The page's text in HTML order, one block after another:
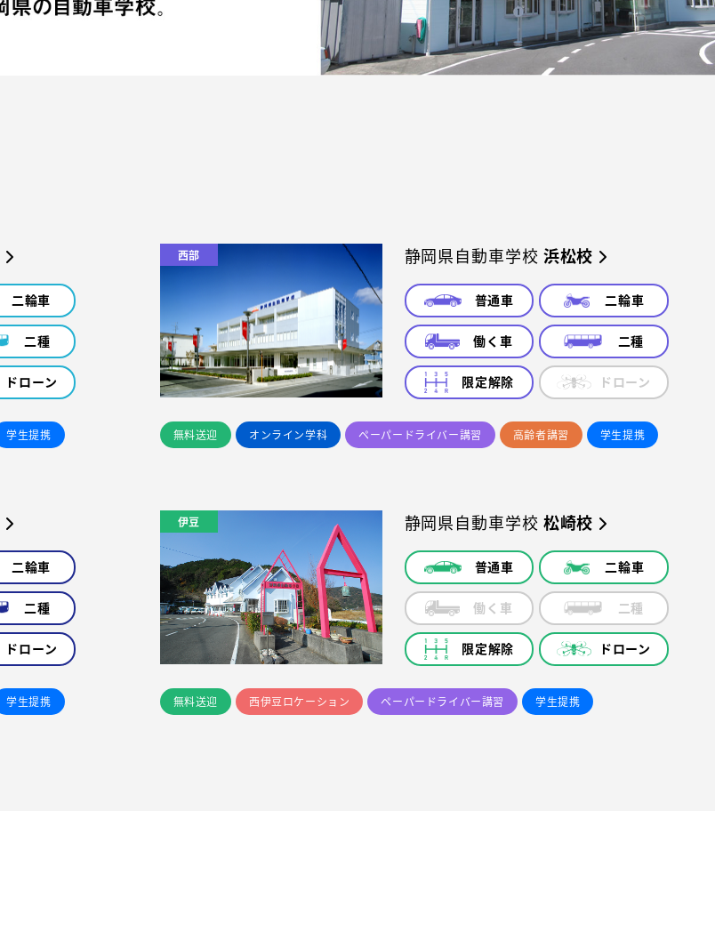
二輪車
二種
ドローン
学生提携
西部 静岡県自動車学校 浜松校
普通車 二輪車
働く車 二種
限定解除 ドローン
無料送迎 オンライン学科 ペーパードライバー講習 高齢者講習 学生提携
二輪車
二種
ドローン
学生提携
伊豆 静岡県自動車学校 松崎校
普通車 二輪車
働く車 二種
限定解除 ドローン
無料送迎 西伊豆ロケーション ペーパードライバー講習 学生提携